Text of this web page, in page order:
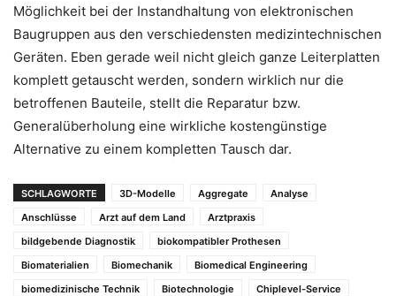
Möglichkeit bei der Instandhaltung von elektronischen
Baugruppen aus den verschiedensten medizintechnischen
Geräten. Eben gerade weil nicht gleich ganze Leiterplatten
komplett getauscht werden, sondern wirklich nur die
betroffenen Bauteile, stellt die Reparatur bzw.
Generalüberholung eine wirkliche kostengünstige
Alternative zu einem kompletten Tausch dar.
SCHLAGWORTE 3D-Modelle Aggregate
Analyse
Anschlüsse
Arzt auf dem Land
Arztpraxis
bildgebende Diagnostik
biokompatibler Prothesen
Biomaterialien
Biomechanik
Biomedical Engineering
biomedizinische Technik
Biotechnologie
Chiplevel-Service